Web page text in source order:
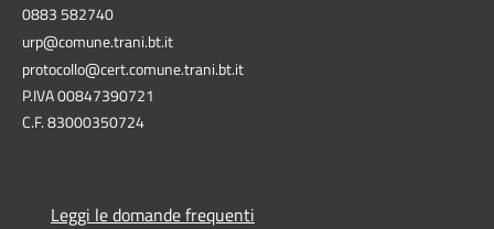
0883 582740
urp@comune.trani.bt.it
protocollo@cert.comune.trani.bt.it
P.IVA 00847390721
C.F. 83000350724
Leggi le domande frequenti